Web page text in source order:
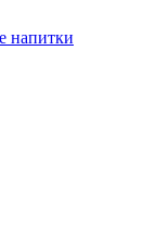
напитки